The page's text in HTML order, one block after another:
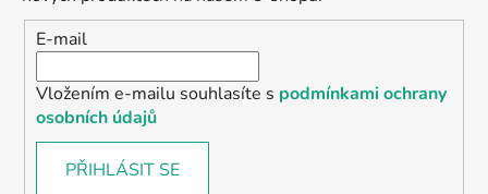
E-mail
Vložením e-mailu souhlasíte s podmínkami ochrany
osobních údajů
PŘIHLÁSIT SE